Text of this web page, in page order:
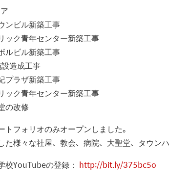
ンビル新築工事
ック青年センター新築工事
ルビル新築工事
造成工事
プラザ新築工事
ック青年センター新築工事
の改修
トフォリオのみオープンしました。
た様々な社屋、教会、病院、大聖堂、タウン
校YouTubeの登録： http://bit.ly/375bc5o